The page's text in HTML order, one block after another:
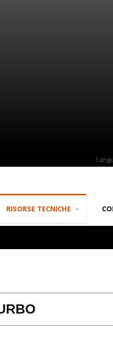
RISORSE TECNICHE